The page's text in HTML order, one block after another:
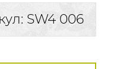
Германия
Все страны
SW4 006